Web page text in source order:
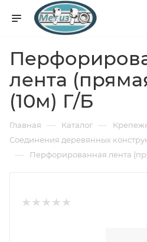
лента
(10м) Г/Б
Главная — Каталог —
Соединения деревянных
— Перфорированная лента